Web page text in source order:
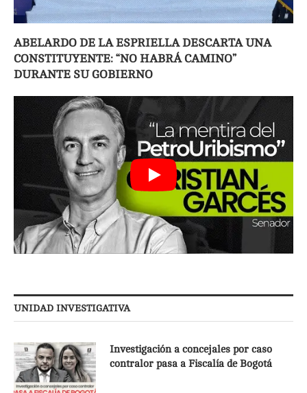
ABELARDO DE LA ESPRIELLA DESCARTA UNA
CONSTITUYENTE: “NO HABRÁ CAMINO”
DURANTE SU GOBIERNO
UNIDAD INVESTIGATIVA
Investigación a concejales por caso
contralor pasa a Fiscalía de Bogotá